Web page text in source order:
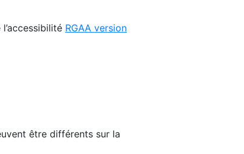
RGAA version
être différents sur la